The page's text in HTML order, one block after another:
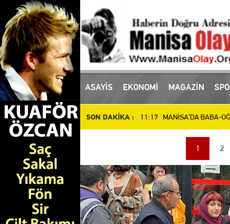
ASAYİS EKONOMİ MAGAZİN
SON DAKİKA :
16:10 Manisa'da uyuşturucu
11:17 MANİSA’DA BABA-
14:48 SALİHLİ’DE DEV
14:37 İl Müdürü Öztürk,
14:27 Manisalı
1 2